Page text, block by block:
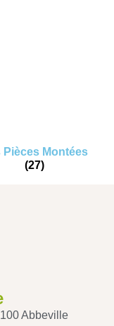
Pièces Montées
(27)
Abbeville